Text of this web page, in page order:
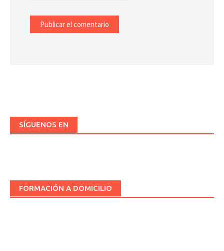
SÍGUENOS EN
FORMACIÓN A DOMICILIO